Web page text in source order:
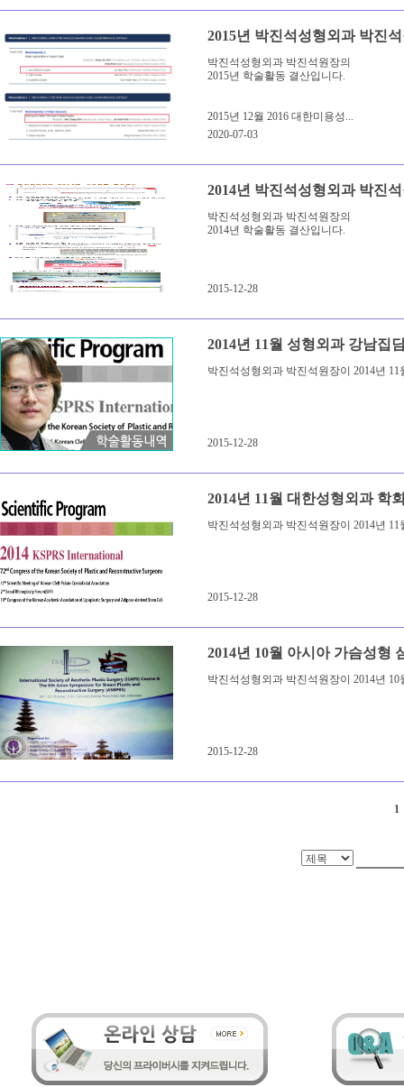
2015년 박진석성형외과 박진
박진석성형외과 박진석원장의
2015년 학술활동 결산입니다.
2015년 12월 2016 대한미용성...
2020-07-03
2014년 박진석성형외과 박진
박진석성형외과 박진석원장의
2014년 학술활동 결산입니다.
2015-12-28
2014년 11월 성형외과 강남집
박진석성형외과 박진석원장이 2014년
2015-12-28
2014년 11월 대한성형외과 학
박진석성형외과 박진석원장이 2014년
2015-12-28
2014년 10월 아시아 가슴성형
박진석성형외과 박진석원장이 2014년
2015-12-28
1